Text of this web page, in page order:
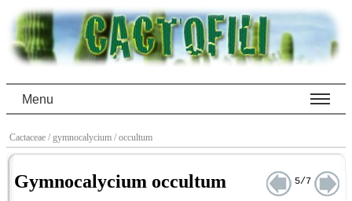
Menu
Cactaceae / gymnocalycium / occultum
Gymnocalycium occultum 5/7